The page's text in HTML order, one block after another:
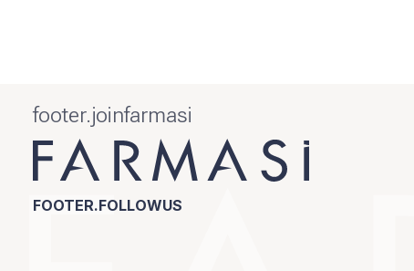
footer.joinfarmasi
FOOTER.FOLLOWUS